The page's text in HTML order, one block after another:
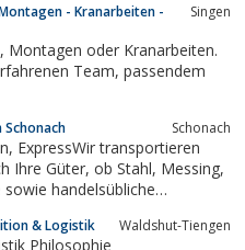
einer ungewohnten
- Kranarbeiten -
Singen
Team, passendem
Schonach
Stahl, Messing,
RaumUnser moderner
& Logistik Waldshut-Tiengen
Philosophie